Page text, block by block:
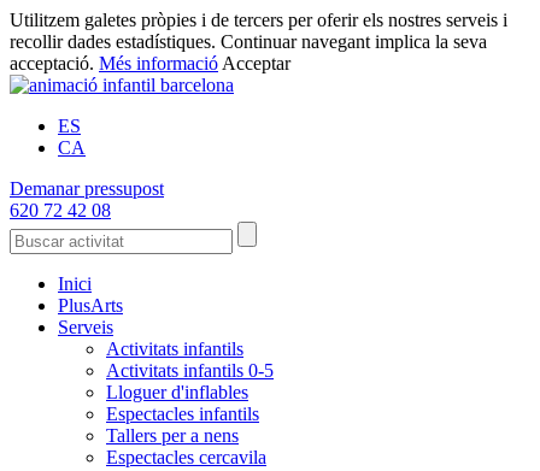
Utilitzem galetes pròpies i de tercers per oferir els nostres serveis i
recollir dades estadístiques. Continuar navegant implica la seva
acceptació. Més informació Acceptar
ES
CA
Demanar pressupost
620 72 42 08
Inici
PlusArts
Serveis
Activitats infantils
Activitats infantils 0-5
Lloguer d'inflables
Espectacles infantils
Tallers per a nens
Espectacles cercavila